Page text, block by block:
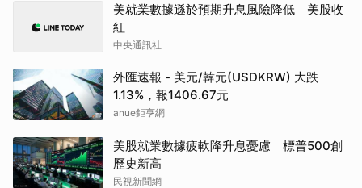
美就業數據遜於預期升息風險降低 美股收
紅
中央通訊社
外匯速報 - 美元/韓元(USDKRW) 大跌
1.13%，報1406.67元
anue鉅亨網
美股就業數據疲軟降升息憂慮 標普500創
歷史新高
民視新聞網